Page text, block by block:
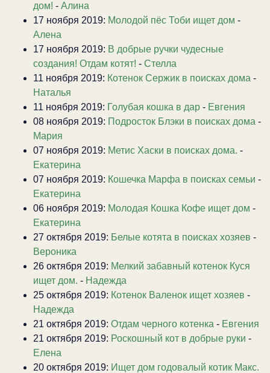
дом! - Алина
17 ноября 2019: Молодой пёс Тоби ищет дом -
Алена
17 ноября 2019: В добрые ручки чудесные
создания! Отдам котят! - Стелла
11 ноября 2019: Котенок Сержик в поисках дома -
Наталья
11 ноября 2019: Голубая кошка в дар - Евгения
08 ноября 2019: Подросток Блэки в поисках дома -
Мария
07 ноября 2019: Метис Хаски в поисках дома. -
Екатерина
07 ноября 2019: Кошечка Марфа в поисках семьи -
Екатерина
06 ноября 2019: Молодая Кошка Кофе ищет дом -
Екатерина
27 октября 2019: Белые котята в поисках хозяев -
Вероника
26 октября 2019: Мелкий забавный котенок Куся
ищет дом. - Надежда
25 октября 2019: Котенок Валенок ищет хозяев -
Надежда
21 октября 2019: Отдам черного котенка - Евгения
21 октября 2019: Роскошный кот в добрые руки -
Елена
20 октября 2019: Ищет дом годовалый котик Макс.